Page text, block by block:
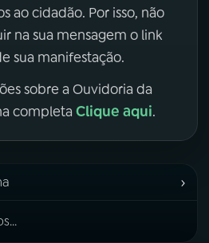
ao cidadão. Por isso, não
na sua mensagem o link
sua manifestação.
sobre a Ouvidoria da
completa Clique aqui.
›